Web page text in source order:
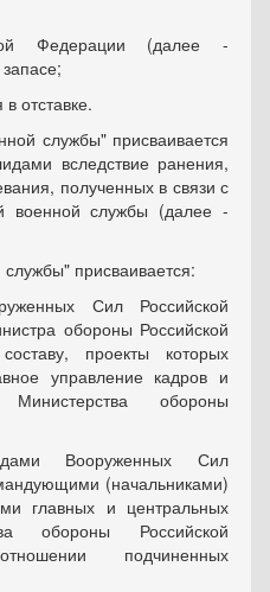
Федерации (далее -
отставке.
службы" присваивается
вследствие ранения,
полученных в связи с
военной службы (далее -
присваивается:
Сил Российской
обороны Российской
проекты которых
управление кадров и
обороны
Вооруженных Сил
(начальниками)
главных и центральных
обороны Российской
подчиненных